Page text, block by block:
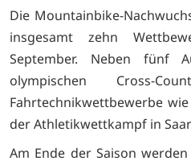
Die Mountainbike-
insgesamt zehn
September. Neben fünf
olympischen Cross-
Fahrtechnikwettbewerbe
der Athletikwettkampf in
Am Ende der Saison